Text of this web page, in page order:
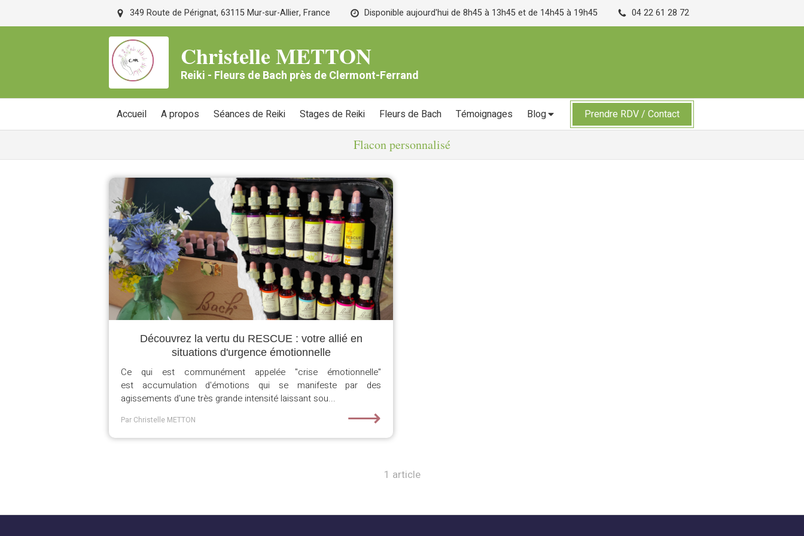
349 Route de Pérignat, 63115 Mur-sur-Allier, France Disponible aujourd'hui de 8h45 à 13h45 et de 14h45 à 19h45 04 22 61 28 72
Christelle METTON
Reiki - Fleurs de Bach près de Clermont-Ferrand
Accueil A propos Séances de Reiki Stages de Reiki Fleurs de Bach Témoignages Blog Prendre RDV / Contact
Flacon personnalisé
Découvrez la vertu du RESCUE : votre allié en
situations d'urgence émotionnelle
Ce qui est communément appelée "crise émotionnelle"
est accumulation d'émotions qui se manifeste par des
agissements d'une très grande intensité laissant sou...
Par Christelle METTON ⟶
1 article